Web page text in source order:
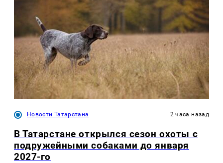
Новости Татарстана 2 часа назад
В Татарстане открылся сезон охоты с
подружейными собаками до января
2027-го